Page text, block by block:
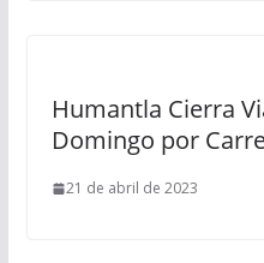
Humantla Cierra
Domingo por
21 de abril de 2023